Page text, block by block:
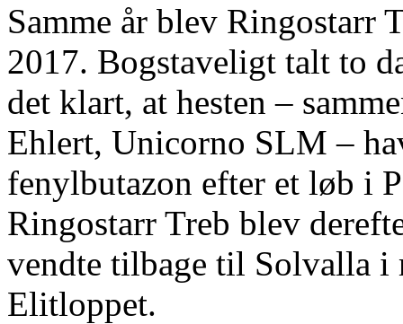
Samme år blev Ringostarr
2017. Bogstaveligt talt to
det klart, at hesten –
Ehlert, Unicorno SLM –
fenylbutazon efter et løb i
Ringostarr Treb blev
vendte tilbage til Solvalla i
Elitloppet.